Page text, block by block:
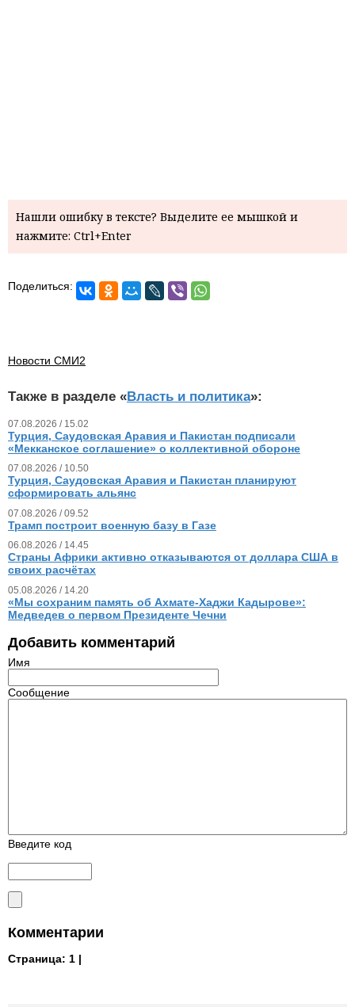
Нашли ошибку в тексте? Выделите ее мышкой и
нажмите: Ctrl+Enter
Поделиться:
Новости СМИ2
Также в разделе «Власть и политика»:
07.08.2026 / 15.02
Турция, Саудовская Аравия и Пакистан подписали
«Мекканское соглашение» о коллективной обороне
07.08.2026 / 10.50
Турция, Саудовская Аравия и Пакистан планируют
сформировать альянс
07.08.2026 / 09.52
Трамп построит военную базу в Газе
06.08.2026 / 14.45
Страны Африки активно отказываются от доллара США в
своих расчётах
05.08.2026 / 14.20
«Мы сохраним память об Ахмате-Хаджи Кадырове»:
Медведев о первом Президенте Чечни
Добавить комментарий
Имя
Сообщение
Введите код
Комментарии
Страница: 1 |